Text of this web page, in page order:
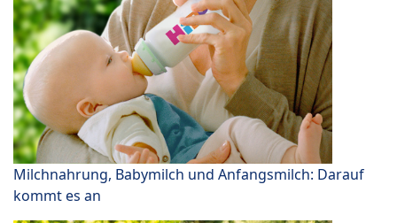
Milchnahrung, Babymilch und Anfangsmilch: Darauf
kommt es an